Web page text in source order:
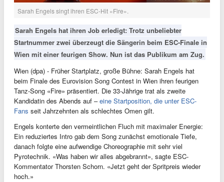
Sarah Engels singt ihren ESC-Hit «Fire».
Sarah Engels hat ihren Job erledigt: Trotz unbeliebter
Startnummer zwei überzeugt die Sängerin beim ESC-Finale in
Wien mit einer feurigen Show. Nun ist das Publikum am Zug.
Wien (dpa) - Früher Startplatz, große Bühne: Sarah Engels hat
beim Finale des Eurovision Song Contest in Wien ihren feurigen
Tanz-Song «Fire» präsentiert. Die 33-Jährige trat als zweite
Kandidatin des Abends auf –eine Startposition, die unter ESC-
Fans seit Jahrzehnten als schlechtes Omen gilt.
Engels konterte den vermeintlichen Fluch mit maximaler Energie:
Ein reduziertes Intro gab dem Song zunächst emotionale Tiefe,
danach folgte eine aufwendige Choreographie mit sehr viel
Pyrotechnik. «Was haben wir alles abgebrannt», sagte ESC-
Kommentator Thorsten Schorn. «Jetzt geht der Spritpreis wieder
hoch.»